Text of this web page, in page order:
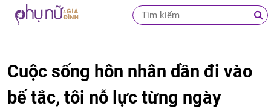
Cuộc sống hôn nhân dần đi vào
bế tắc, tôi nỗ lực từng ngày